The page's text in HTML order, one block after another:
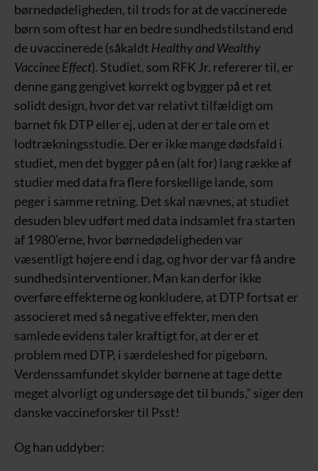
børnedødeligheden, til trods for at de vaccinerede
børn som oftest har en bedre sundhedstilstand end
de uvaccinerede (såkaldt Healthy and Wealthy
Vaccinee Effect). Studiet, som RFK Jr. refererer til, er
denne gang gengivet korrekt og bygger på et ret
solidt design, hvor det var relativt tilfældigt om
barnet fik DTP eller ej, uden at der er tale om et
lodtrækningsstudie. Der er ikke mange dødsfald i
studiet, men det bygger på en (alt for) lang række af
studier med data fra flere forskellige lande, som
peger i samme retning. Det skal nævnes, at studiet
desuden blev udført med data indsamlet fra starten
af 1980’erne, hvor børnedødeligheden var
væsentligt højere end i dag, og hvor der var få andre
sundhedsinterventioner. Man kan derfor ikke
overføre effekterne og konkludere, at DTP fortsat er
associeret med så negative effekter, men den
samlede evidens taler kraftigt for, at der er et
problem med DTP, i særdeleshed for pigebørn.
Verdenssamfundet skylder børnene at tage dette
meget alvorligt og undersøge det til bunds,” siger den
danske vaccineforsker til Psst!
Og han uddyber: